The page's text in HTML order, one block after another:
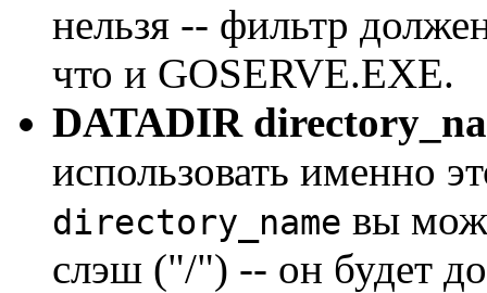
нельзя -- фильтр
что и GOSERVE.EXE.
DATADIR
использовать именно
directory_name вы
слэш ("/") -- он будет